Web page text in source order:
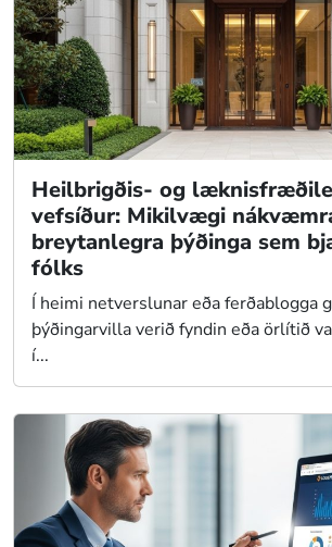
Heilbrigðis- og
vefsíður: Mikilvægi
breytanlegra þýðinga sem
fólks
Í heimi netverslunar eða ferðablogga
þýðingarvilla verið fyndin eða örlítið
í...